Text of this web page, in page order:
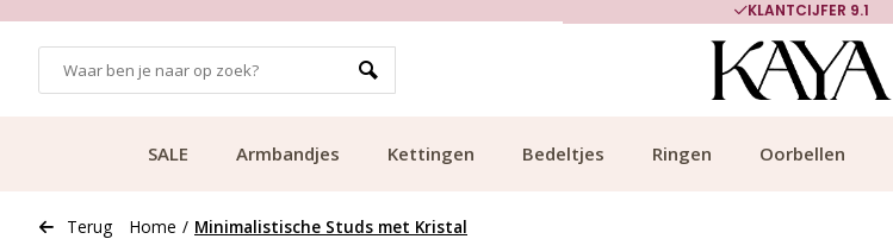
KLANTCIJFER 9.1
SALE Armbandjes Kettingen Bedeltjes Ringen Oorbellen
Terug Home / Minimalistische Studs met Kristal